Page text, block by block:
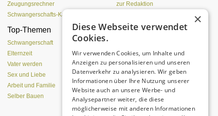
Zeugungsrechner
Schwangerschafts-Kalender
zur Redaktion
Top-Themen
Schwangerschaft
Elternzeit
Vater werden
Sex und Liebe
Arbeit und Familie
Selber Bauen
Was Pubertierende an
×
Diese Webseite verwendet
Cookies.
Wir verwenden Cookies, um Inhalte und
Anzeigen zu personalisieren und unseren
Datenverkehr zu analysieren. Wir geben
Informationen über Ihre Nutzung unserer
Website auch an unsere Werbe- und
Analysepartner weiter, die diese
möglicherweise mit anderen Informationen